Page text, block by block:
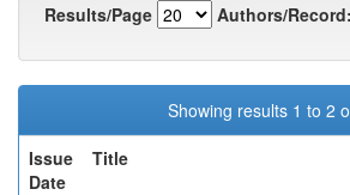
Results/Page
Authors/Record:
Showing results 1 to 2
Issue
Date
Title